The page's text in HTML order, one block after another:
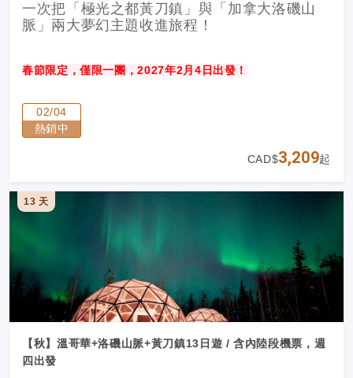
一次把「極光之都黃刀鎮」與「加拿大洛磯山
脈」兩大夢幻主題收進旅程！
春節限定，僅限一團，2027年2月4日出發！
02/04
熱銷中
CAD$3,209起
13 天
【秋】溫哥華+洛磯山脈+黃刀鎮13日遊 / 含內陸段機票，週
四出發